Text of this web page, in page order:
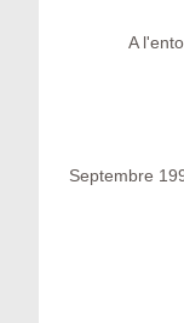
A
Septembre